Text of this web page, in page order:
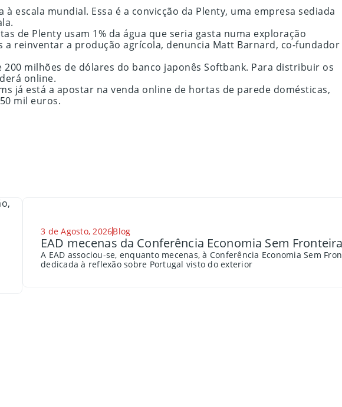
escala mundial. Essa é a convicção da Plenty, uma empresa sediada
de Plenty usam 1% da água que seria gasta numa exploração
reinventar a produção agrícola, denuncia Matt Barnard, co-fundador
milhões de dólares do banco japonês Softbank. Para distribuir os
online.
já está a apostar na venda online de hortas de parede domésticas,
mil euros.
3 de Agosto, 2026Blog
EAD mecenas da Conferência Economia Sem
A EAD associou-se, enquanto mecenas, à Conferência Economia Sem
dedicada à reflexão sobre Portugal visto do exterior